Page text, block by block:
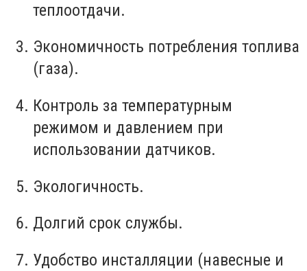
теплоотдачи.
Экономичность потребления топлива
(газа).
Контроль за температурным
режимом и давлением при
использовании датчиков.
Экологичность.
Долгий срок службы.
Удобство инсталляции (навесные и